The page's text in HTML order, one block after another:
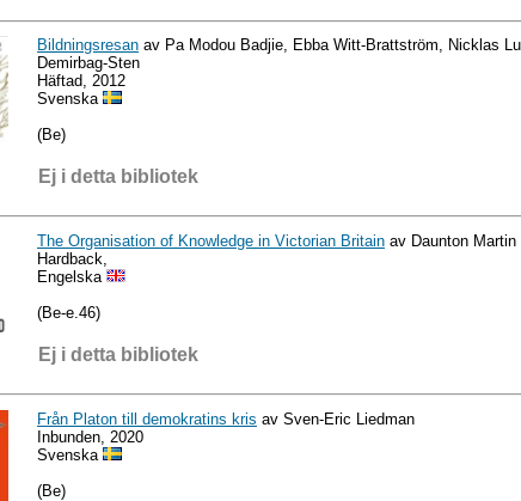
Bildningsresan av Pa Modou Badjie, Ebba Witt-Brattström, Nicklas
Demirbag-Sten
Häftad, 2012
Svenska
(Be)
Ej i detta bibliotek
The Organisation of Knowledge in Victorian Britain av Daunton Martin
Hardback,
Engelska
(Be-e.46)
Ej i detta bibliotek
Från Platon till demokratins kris av Sven-Eric Liedman
Inbunden, 2020
Svenska
(Be)